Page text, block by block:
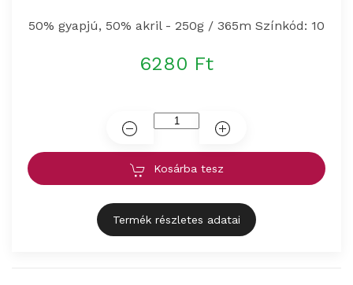
50% gyapjú, 50% akril - 250g / 365m Színkód: 10
6280 Ft
Kosárba tesz
Termék részletes adatai